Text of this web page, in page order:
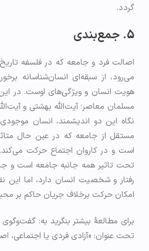
گردد.
5. جمع‌بندی
اصالت فرد و جامعه که در فلسفه تاریخ
می­‌رود، از سبقه‌­ای انسان­‌شناسانه
هویت انسان و ویژگی­‌های اوست. در این
مسلمان معاصر؛ آیت‌­الله بهشتی و
نگاه این دو اندیشمند، انسان
مستقل از جامعه که در عین حال
است و در کاروان اجتماع حرکت می‌کند.
تحت تاثیر همه جانبه­ جامعه است و
رفتار و شخصیت انسان­ دارد، اما این
امکان حرکت برخلاف جریان حاکم بر
تحت عنوان: «آزادی فردی یا اجتماعی،